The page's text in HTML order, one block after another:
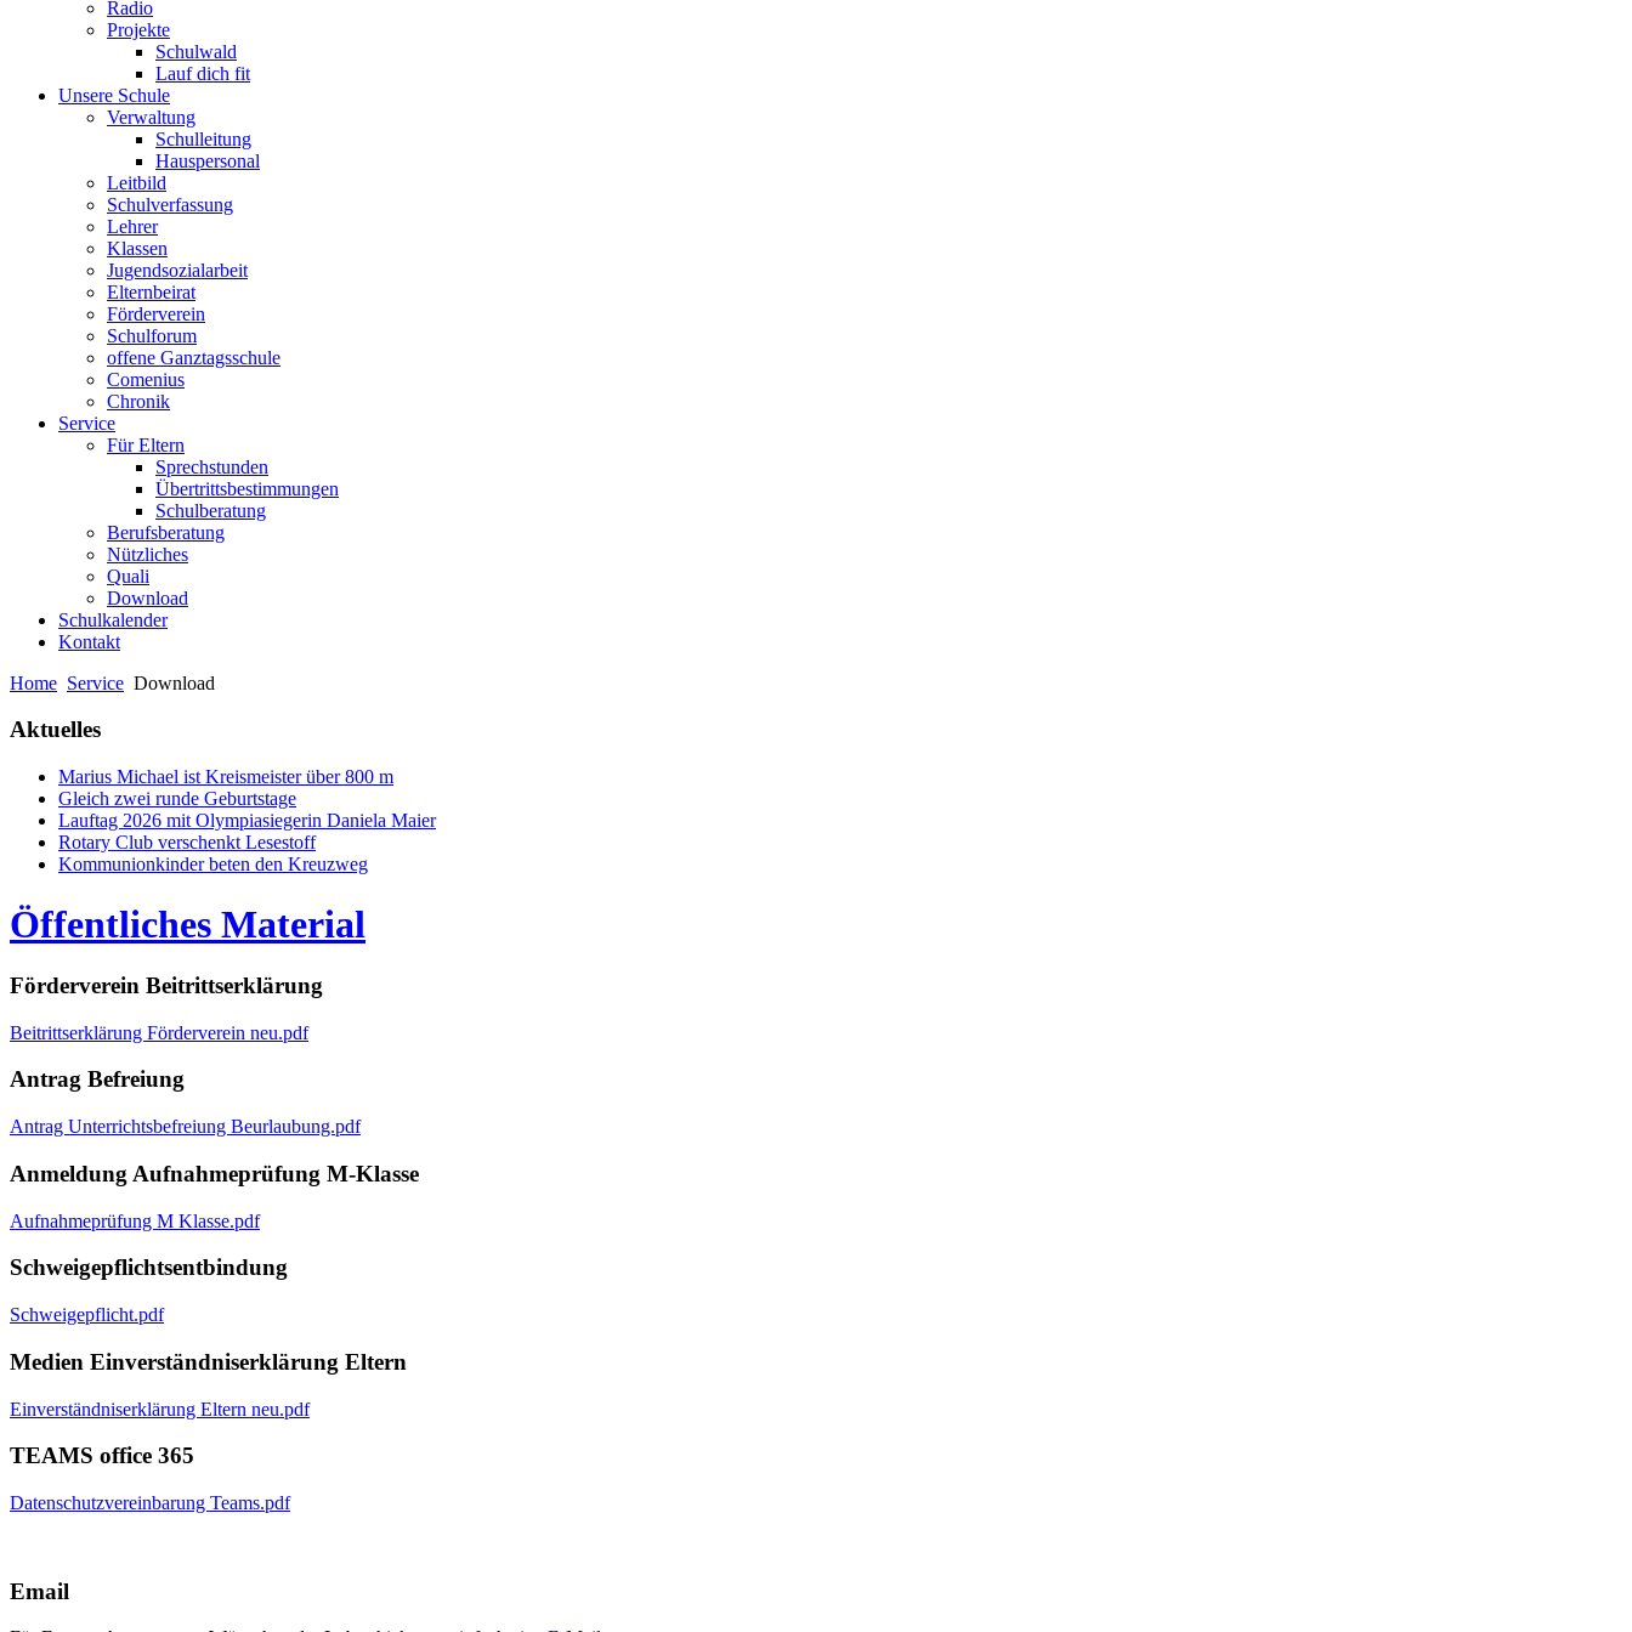
Radio
Projekte
Schulwald
Lauf dich fit
Unsere Schule
Verwaltung
Schulleitung
Hauspersonal
Leitbild
Schulverfassung
Lehrer
Klassen
Jugendsozialarbeit
Elternbeirat
Förderverein
Schulforum
offene Ganztagsschule
Comenius
Chronik
Service
Für Eltern
Sprechstunden
Übertrittsbestimmungen
Schulberatung
Berufsberatung
Nützliches
Quali
Download
Schulkalender
Kontakt
Home Service Download
Aktuelles
Marius Michael ist Kreismeister über 800 m
Gleich zwei runde Geburtstage
Lauftag 2026 mit Olympiasiegerin Daniela Maier
Rotary Club verschenkt Lesestoff
Kommunionkinder beten den Kreuzweg
Öffentliches Material
Förderverein Beitrittserklärung
Beitrittserklärung Förderverein neu.pdf
Antrag Befreiung
Antrag Unterrichtsbefreiung Beurlaubung.pdf
Anmeldung Aufnahmeprüfung M-Klasse
Aufnahmeprüfung M Klasse.pdf
Schweigepflichtsentbindung
Schweigepflicht.pdf
Medien Einverständniserklärung Eltern
Einverständniserklärung Eltern neu.pdf
TEAMS office 365
Datenschutzvereinbarung Teams.pdf
Email